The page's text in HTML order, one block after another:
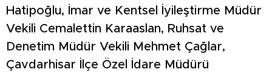
Hatipoğlu, İmar ve Kentsel İyileştirme Müdür
Vekili Cemalettin Karaaslan, Ruhsat ve
Denetim Müdür Vekili Mehmet Çağlar,
Çavdarhisar İlçe Özel İdare Müdürü